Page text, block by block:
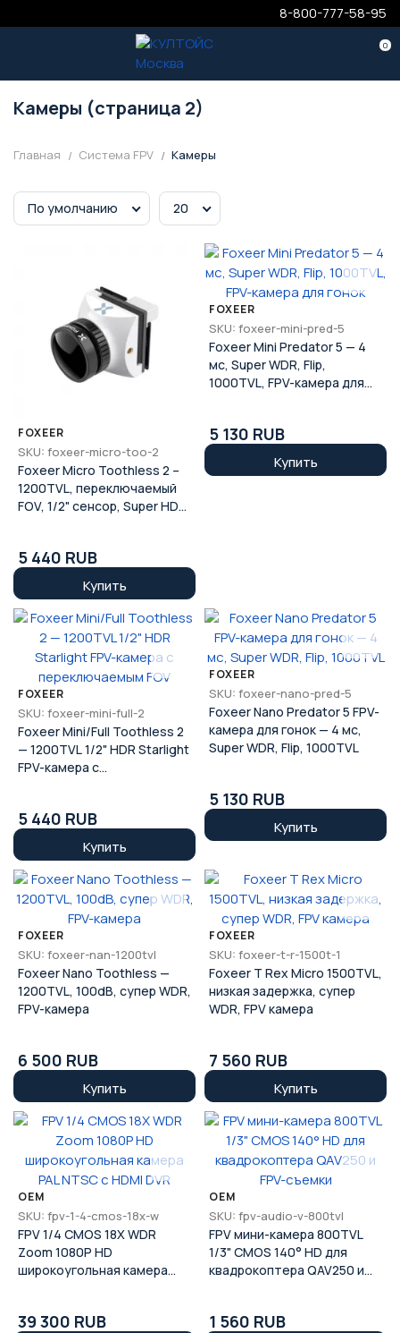
8-800-777-58-95
0
Камеры (страница 2)
Главная Система FPV Камеры
По умолчанию 20
FOXEER
SKU: foxeer-micro-too-2
Foxeer Micro Toothless 2 –
1200TVL, переключаемый
FOV, 1/2" сенсор, Super HDR,
5 440 RUB
Купить
FOXEER
SKU: foxeer-mini-pred-5
Foxeer Mini Predator 5 — 4
мс, Super WDR, Flip,
1000TVL, FPV-камера для
5 130 RUB
Купить
FOXEER
SKU: foxeer-mini-full-2
Foxeer Mini/Full Toothless 2
— 1200TVL 1/2" HDR Starlight
FPV-камера с
5 440 RUB
Купить
FOXEER
SKU: foxeer-nano-pred-5
Foxeer Nano Predator 5 FPV-
камера для гонок — 4 мс,
Super WDR, Flip, 1000TVL
5 130 RUB
Купить
FOXEER
SKU: foxeer-nan-1200tvl
Foxeer Nano Toothless —
1200TVL, 100dB, супер WDR,
FPV-камера
6 500 RUB
Купить
FOXEER
SKU: foxeer-t-r-1500t-1
Foxeer T Rex Micro 1500TVL,
низкая задержка, супер
WDR, FPV камера
7 560 RUB
Купить
OEM
SKU: fpv-1-4-cmos-18x-w
FPV 1/4 CMOS 18X WDR
Zoom 1080P HD
широкоугольная камера
39 300 RUB
OEM
SKU: fpv-audio-v-800tvl
FPV мини-камера 800TVL
1/3" CMOS 140° HD для
квадрокоптера QAV250 и
1 560 RUB